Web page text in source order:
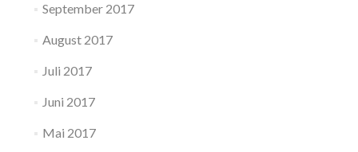
September 2017
August 2017
Juli 2017
Juni 2017
Mai 2017